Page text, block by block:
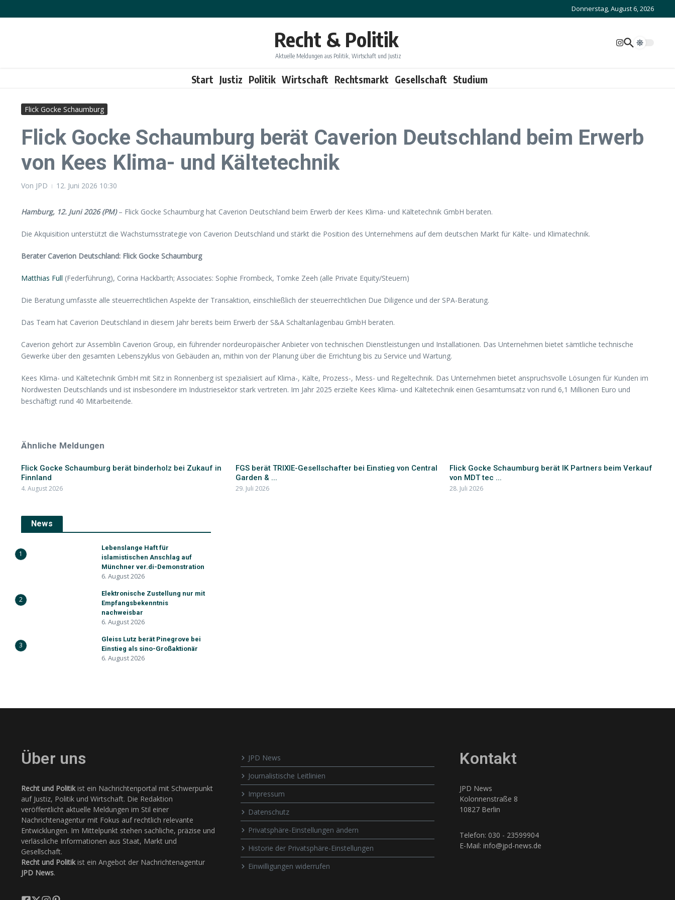
Donnerstag, August 6, 2026
Recht & Politik
Aktuelle Meldungen aus Politik, Wirtschaft und Justiz
Start Justiz Politik Wirtschaft Rechtsmarkt Gesellschaft Studium
Flick Gocke Schaumburg
Flick Gocke Schaumburg berät Caverion Deutschland beim Erwerb
von Kees Klima- und Kältetechnik
Von JPD 12. Juni 2026 10:30
Hamburg, 12. Juni 2026 (PM)– Flick Gocke Schaumburg hat Caverion Deutschland beim Erwerb der Kees Klima- und Kältetechnik GmbH beraten.
Die Akquisition unterstützt die Wachstumsstrategie von Caverion Deutschland und stärkt die Position des Unternehmens auf dem deutschen Markt für Kälte- und Klimatechnik.
Berater Caverion Deutschland: Flick Gocke Schaumburg
Matthias Full (Federführung), Corina Hackbarth; Associates: Sophie Frombeck, Tomke Zeeh (alle Private Equity/Steuern)
Die Beratung umfasste alle steuerrechtlichen Aspekte der Transaktion, einschließlich der steuerrechtlichen Due Diligence und der SPA-Beratung.
Das Team hat Caverion Deutschland in diesem Jahr bereits beim Erwerb der S&A Schaltanlagenbau GmbH beraten.
Caverion gehört zur Assemblin Caverion Group, ein führender nordeuropäischer Anbieter von technischen Dienstleistungen und Installationen. Das Unternehmen bietet sämtliche technische
Gewerke über den gesamten Lebenszyklus von Gebäuden an, mithin von der Planung über die Errichtung bis zu Service und Wartung.
Kees Klima- und Kältetechnik GmbH mit Sitz in Ronnenberg ist spezialisiert auf Klima-, Kälte, Prozess-, Mess- und Regeltechnik. Das Unternehmen bietet anspruchsvolle Lösungen für Kunden im
Nordwesten Deutschlands und ist insbesondere im Industriesektor stark vertreten. Im Jahr 2025 erzielte Kees Klima- und Kältetechnik einen Gesamtumsatz von rund 6,1 Millionen Euro und
beschäftigt rund 40 Mitarbeitende.
Ähnliche Meldungen
Flick Gocke Schaumburg berät binderholz bei Zukauf in
Finnland
4. August 2026
FGS berät TRIXIE-Gesellschafter bei Einstieg von Central
Garden & ...
29. Juli 2026
Flick Gocke Schaumburg berät IK Partners beim Verkauf
von MDT tec ...
28. Juli 2026
News
1
Lebenslange Haft für
islamistischen Anschlag auf
Münchner ver.di-Demonstration
6. August 2026
2
Elektronische Zustellung nur mit
Empfangsbekenntnis
nachweisbar
6. August 2026
3
Gleiss Lutz berät Pinegrove bei
Einstieg als sino-Großaktionär
6. August 2026
Über uns
Recht und Politikist ein Nachrichtenportal mit Schwerpunkt
auf Justiz, Politik und Wirtschaft. Die Redaktion
veröffentlicht aktuelle Meldungen im Stil einer
Nachrichtenagentur mit Fokus auf rechtlich relevante
Entwicklungen. Im Mittelpunkt stehen sachliche, präzise und
verlässliche Informationen aus Staat, Markt und
Gesellschaft.
Recht und Politikist ein Angebot der Nachrichtenagentur
JPD News.
JPD News
Journalistische Leitlinien
Impressum
Datenschutz
Privatsphäre-Einstellungen ändern
Historie der Privatsphäre-Einstellungen
Einwilligungen widerrufen
Kontakt
JPD News
Kolonnenstraße 8
10827 Berlin
Telefon: 030 - 23599904
E-Mail: info@jpd-news.de